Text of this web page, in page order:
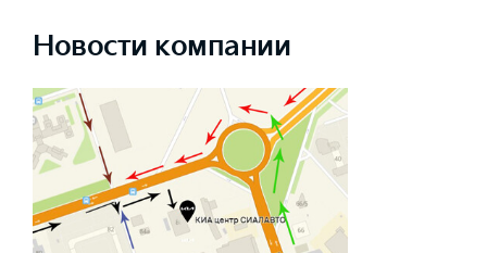
Новости компании